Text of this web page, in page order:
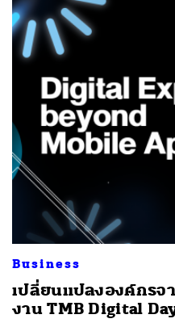
Business
เปลี่ยนแปลงองค์กรจ
งาน TMB Digital